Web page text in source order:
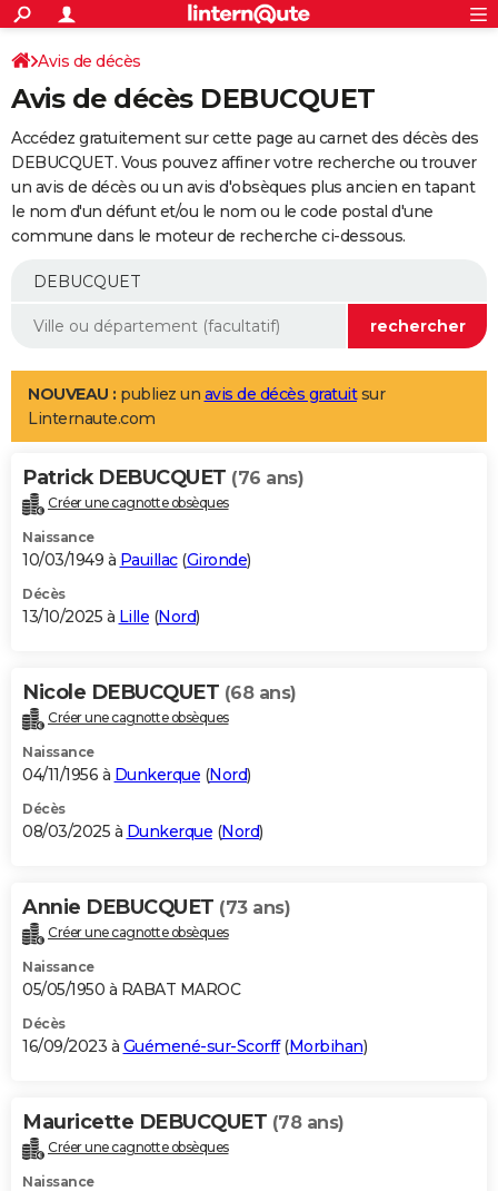
ACTUALITÉS
Politique
Société
Faits Divers
Education
Monde
Villes
+
SPORT
Coupe du monde 2026
Football
Tennis
Cyclisme
Rugby
Forum
Programme TV
TNT
Streaming
Cinéma
Sorties cinéma
Musique
+
FINANCE
Impôts
Immobilier
Risques naturels par ville
Banque
Assurance
Crédit
AUTO
Essais
Réserver un essai
Citadines
Berlines
SUV
Forum auto
+
Mobiles
Meilleur smartphone
Internet
Ordinateurs
Jeux vidéo
Guide high-tech
Aménagement intérieur
LIFESTYLE
Art de vivre
Bien-être
Loisirs
Mode
Modes de vie
Alimentation
Guide de la santé
Maladies
Médicaments
Sommeil
VOYAGE
Destinations
City break
Voyage nature
Voyage de noces
Forum
Climat
+PHOTO
GUIDES D'ACHAT
BONS PLANS
Carte de Noël
Carte Bonne année
Carte Saint-Valentin
Carte Pâques
Carte d'anniversaire
DICTIONNAIRE
Dictionnaire
Biographies
Citations
Expressions
Proverbes
PROGRAMME TV
S'inscrire
Se connecter
Lycées
Collèges
Primaires
Universités
Entreprises
Service militaire
Avis de recherche
AVIS DE DÉCÈS
Bricolage
Lifestyle
Culture
Sport
Auto
Television
Voyage
Cinema
Avis de décès
Avis de décès DEBUCQUET
Accédez gratuitement sur cette page au carnet des décès des
DEBUCQUET. Vous pouvez affiner votre recherche ou trouver
un avis de décès ou un avis d'obsèques plus ancien en tapant
le nom d'un défunt et/ou le nom ou le code postal d'une
commune dans le moteur de recherche ci-dessous.
NOUVEAU : publiez un avis de décès gratuitsur
Linternaute.com
Patrick DEBUCQUET (76 ans)
Créer une cagnotte obsèques
Naissance
10/03/1949 à Pauillac(Gironde)
Décès
13/10/2025 à Lille (Nord)
Nicole DEBUCQUET (68 ans)
Créer une cagnotte obsèques
Naissance
04/11/1956 à Dunkerque (Nord)
Décès
08/03/2025 à Dunkerque (Nord)
Annie DEBUCQUET (73 ans)
Créer une cagnotte obsèques
Naissance
05/05/1950 à RABAT MAROC
Décès
16/09/2023 à Guémené-sur-Scorff(Morbihan)
Mauricette DEBUCQUET (78 ans)
Créer une cagnotte obsèques
Naissance